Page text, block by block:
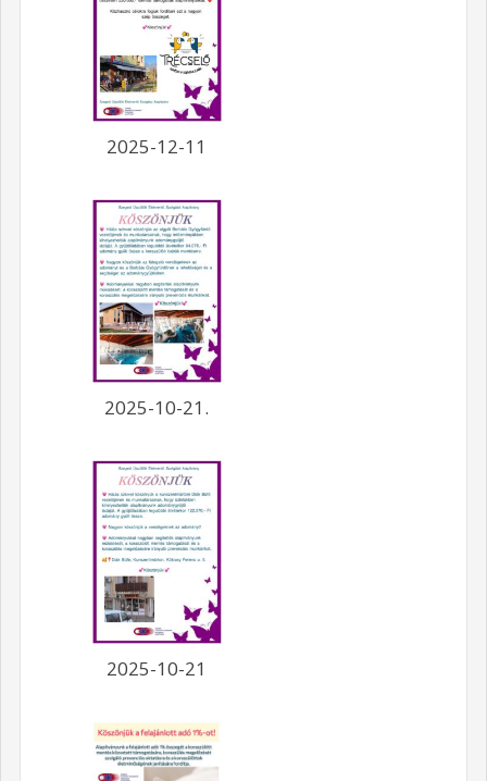
2025-12-11
2025-10-21.
2025-10-21